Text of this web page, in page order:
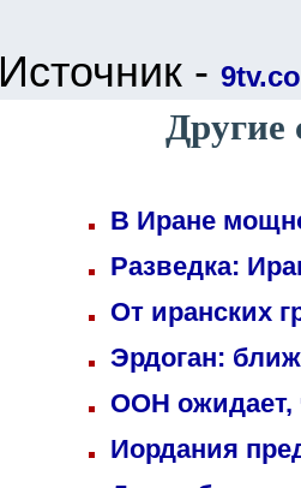
Источник -
Другие
В Иране
Разведка:
От иранских
Эрдоган:
ООН ожидает,
Иордания